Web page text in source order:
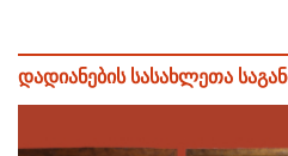
დადიანების სასახლეთა